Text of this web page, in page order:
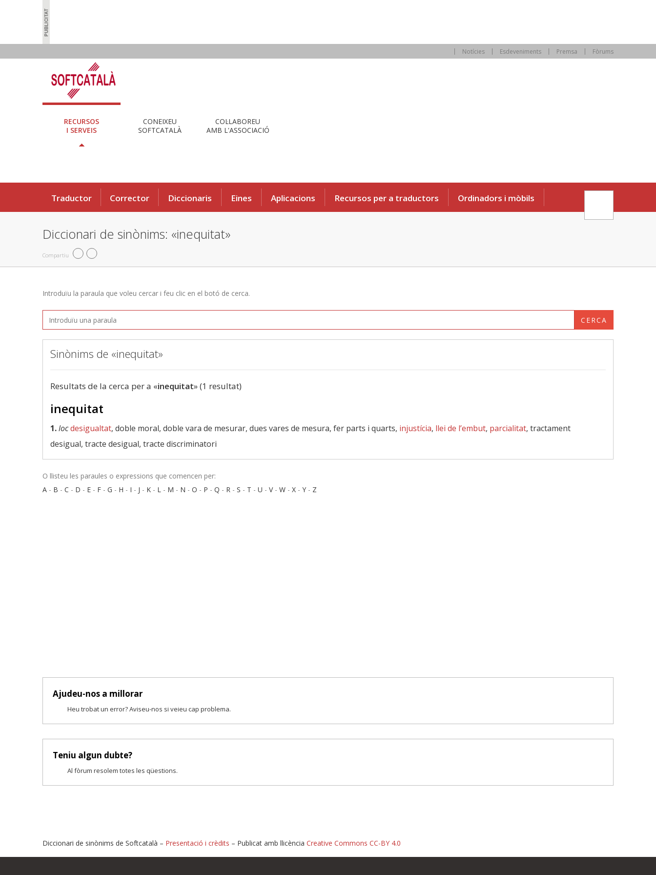
Notícies Esdeveniments Premsa Fòrums
RECURSOS
I SERVEIS
CONEIXEU
SOFTCATALÀ
COL·LABOREU
AMB L'ASSOCIACIÓ
Traductor Corrector Diccionaris Eines Aplicacions Recursos per a traductors Ordinadors i mòbils
Diccionari de sinònims: «inequitat»
Compartiu
Introduïu la paraula que voleu cercar i feu clic en el botó de cerca.
CERCA
Sinònims de «inequitat»
Resultats de la cerca per a «inequitat» (1 resultat)
inequitat
1.locdesigualtat, doble moral, doble vara de mesurar, dues vares de mesura, fer parts i quarts, injustícia, llei de l’embut, parcialitat, tractament
desigual, tracte desigual, tracte discriminatori
O llisteu les paraules o expressions que comencen per:
A - B - C - D - E - F - G - H - I - J - K - L - M - N - O - P - Q - R - S - T - U - V- W - X - Y - Z
Ajudeu-nos a millorar
Heu trobat un error? Aviseu-nos si veieu cap problema.
Teniu algun dubte?
Al fòrum resolem totes les qüestions.
Diccionari de sinònims de Softcatalà – Presentació i crèdits – Publicat amb llicència Creative Commons CC-BY 4.0